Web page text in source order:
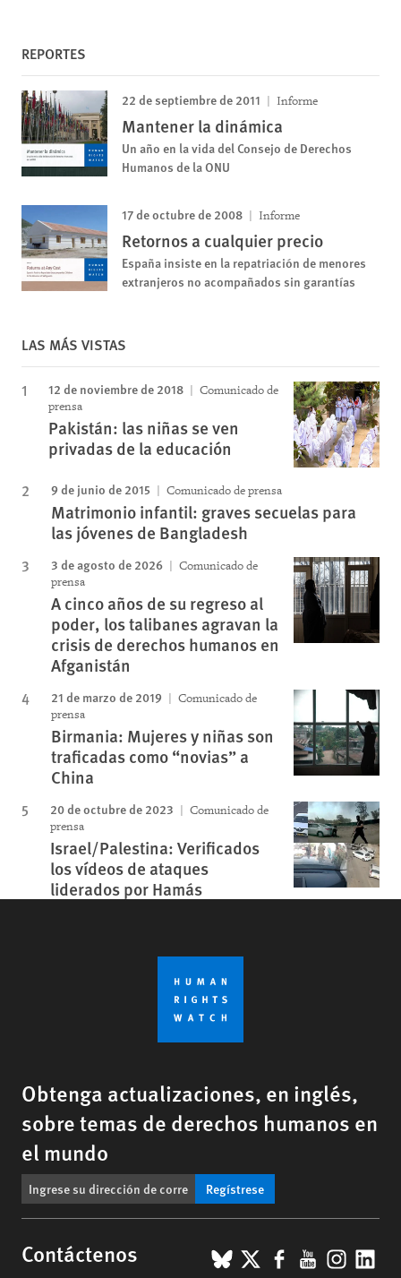
REPORTES
22 de septiembre de 2011 Informe
Mantener la dinámica
Un año en la vida del Consejo de Derechos
Humanos de la ONU
17 de octubre de 2008 Informe
Retornos a cualquier precio
España insiste en la repatriación de menores
extranjeros no acompañados sin garantías
LAS MÁS VISTAS
12 de noviembre de 2018
Comunicado de
prensa
Pakistán: las niñas se ven
privadas de la educación
9 de junio de 2015 Comunicado de prensa
Matrimonio infantil: graves secuelas para
las jóvenes de Bangladesh
3 de agosto de 2026
Comunicado de
prensa
A cinco años de su regreso al
poder, los talibanes agravan la
crisis de derechos humanos en
Afganistán
21 de marzo de 2019
Comunicado de
prensa
Birmania: Mujeres y niñas son
traficadas como “novias” a
China
20 de octubre de 2023
Comunicado de
prensa
Israel/Palestina: Verificados
los vídeos de ataques
liderados por Hamás
Obtenga actualizaciones, en inglés,
sobre temas de derechos humanos en
el mundo
Regístrese
Contáctenos BlueSky
X Facebook
YouTube